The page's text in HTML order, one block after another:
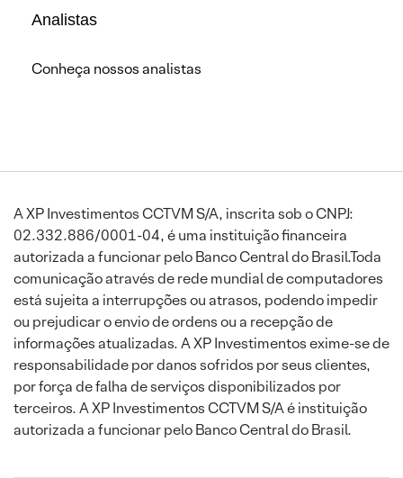
Analistas
Conheça nossos analistas
A XP Investimentos CCTVM S/A, inscrita sob o CNPJ:
02.332.886/0001-04, é uma instituição financeira
autorizada a funcionar pelo Banco Central do Brasil.Toda
comunicação através de rede mundial de computadores
está sujeita a interrupções ou atrasos, podendo impedir
ou prejudicar o envio de ordens ou a recepção de
informações atualizadas. A XP Investimentos exime-se de
responsabilidade por danos sofridos por seus clientes,
por força de falha de serviços disponibilizados por
terceiros. A XP Investimentos CCTVM S/A é instituição
autorizada a funcionar pelo Banco Central do Brasil.